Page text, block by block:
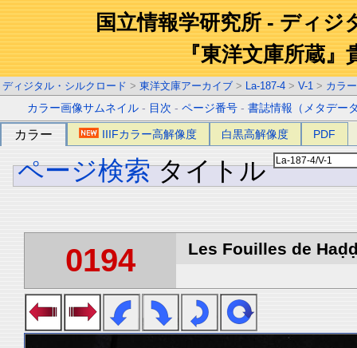
国立情報学研究所 - ディジ
『東洋文庫所蔵』
ディジタル・シルクロード > 東洋文庫アーカイブ > La-187-4 > V-1 > カラ
カラー画像サムネイル - 目次 -ページ番号 -書誌情報（メタデー
カラー IIIFカラー高解像度 白黒高解像度 PDF
ページ検索 タイトル
0194 Les Fouilles de